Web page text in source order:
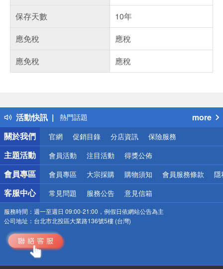
保存天數
10年
應免稅
應稅
應免稅
應稅
活動快訊
得獎公告
熱門話題
銀行優惠
偏遠地區配送
詐騙網頁！請小心！
more
關於我們
官網 促銷目錄 分店資訊 保險服務
主題活動 會員活動 注目活動 得獎公佈
會員專區 會員專區 大宗採購 購物須知 會員服務條款 隱
客服中心 常見問題 服務公告 意見信箱
服務時間： 週一至週日 09:00-21:00，例假日依網站公告為主
公司地址： 台北市北投區大業路136號5樓 (台灣)